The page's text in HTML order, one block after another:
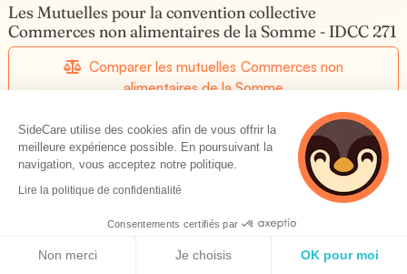
Les Mutuelles pour la convention collective
Commerces non alimentaires de la Somme - IDCC 271
Comparer les mutuelles Commerces non
alimentaires de la Somme
Les mutuelles pour la CCN Commerces non
alimentaires de la Somme
Commerces non alimentaires de la Somme: Mutuelle
pour salariés non cadres
SideCare utilise des cookies afin de vous offrir la
meilleure expérience possible. En poursuivant la
navigation, vous acceptez notre politique.
Lire la politique de confidentialité
Consentements certifiés par
Non merci Je choisis OK pour moi